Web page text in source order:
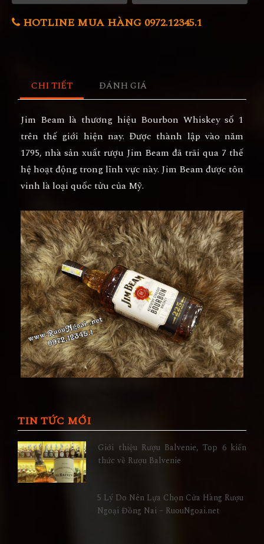
HOTLINE MUA HÀNG 0972.12345.1
CHI TIẾT ĐÁNH GIÁ
Jim Beam là thương hiệu Bourbon Whiskey số 1
trên thế giới hiện nay. Được thành lập vào năm
1795, nhà sản xuất rượu Jim Beam đã trãi qua 7 thế
hệ hoạt động trong lĩnh vực này. Jim Beam được tôn
vinh là loại quốc tửu của Mỹ.
TIN TỨC MỚI
Giới thiệu Rượu Balvenie, Top 6 kiến
thức về Rượu Balvenie
5 Lý Do Nên Lựa Chọn Cửa Hàng Rượu
Ngoại Đồng Nai – RuouNgoai.net